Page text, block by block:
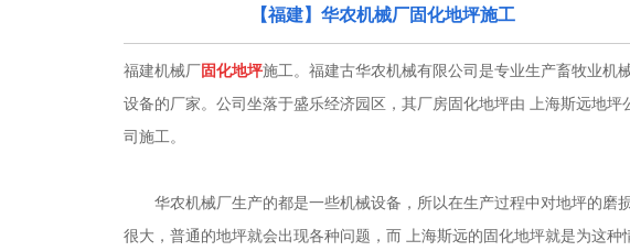
【福建】华农机械厂固化地坪施工
福建机械厂 固化地坪施工。福建古华农机械有限公司是专业生产畜牧业机
设备的厂家。公司坐落于盛乐经济园区，其厂房固化地坪由 上海斯远地坪
司施工。
华农机械厂生产的都是一些机械设备，所以在生产过程中对地坪的磨
很大，普通的地坪就会出现各种问题，而 上海斯远的固化地坪就是为这种